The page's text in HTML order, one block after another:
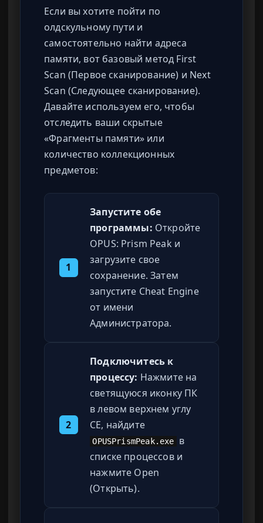
Если вы хотите пойти по
олдскульному пути и
самостоятельно найти адреса
памяти, вот базовый метод First
Scan (Первое сканирование) и Next
Scan (Следующее сканирование).
Давайте используем его, чтобы
отследить ваши скрытые
«Фрагменты памяти» или
количество коллекционных
предметов:
1
Запустите обе
программы: Откройте
OPUS: Prism Peak и
загрузите свое
сохранение. Затем
запустите Cheat Engine
от имени
Администратора.
2
Подключитесь к
процессу: Нажмите на
светящуюся иконку ПК
в левом верхнем углу
CE, найдите
OPUSPrismPeak.exe
в
списке процессов и
нажмите Open
(Открыть).